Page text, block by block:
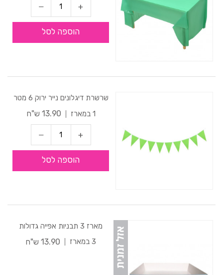
הוספה לסל
שרשרת דיגלונים נייר ירוק 6 מטר
1 במארז
13.90 ש"ח
הוספה לסל
מארז 3 תבניות אפייה גדולות
3 במארז
13.90 ש"ח